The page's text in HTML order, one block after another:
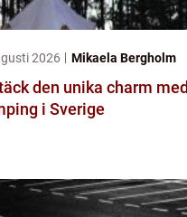
2026 Mikaela Bergholm
den unika charm med
i Sverige